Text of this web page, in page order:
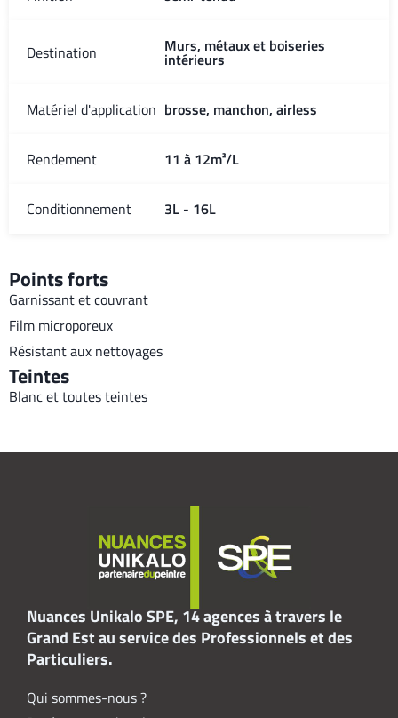
Destination Murs, métaux et boiseries
intérieurs
Matériel d'application brosse, manchon, airless
Rendement 11 à 12m²/L
Conditionnement 3L - 16L
Points forts
Garnissant et couvrant
Film microporeux
Résistant aux nettoyages
Teintes
Blanc et toutes teintes
Nuances Unikalo SPE, 14 agences à travers le
Grand Est au service des Professionnels et des
Particuliers.
Qui sommes-nous ?